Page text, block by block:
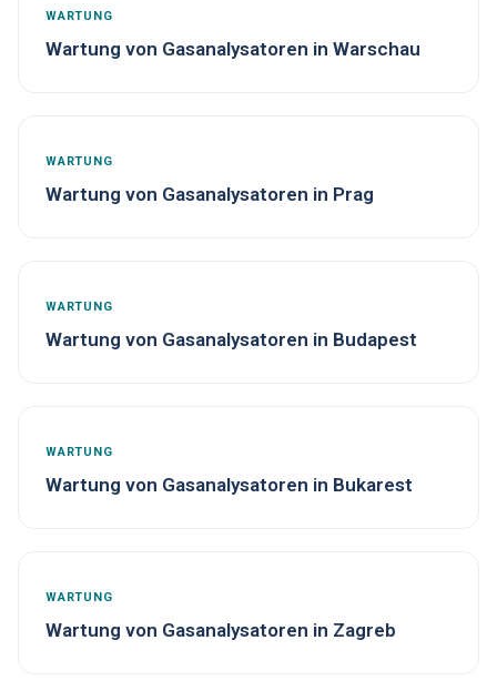
WARTUNG
Wartung von Gasanalysatoren in Warschau
WARTUNG
Wartung von Gasanalysatoren in Prag
WARTUNG
Wartung von Gasanalysatoren in Budapest
WARTUNG
Wartung von Gasanalysatoren in Bukarest
WARTUNG
Wartung von Gasanalysatoren in Zagreb